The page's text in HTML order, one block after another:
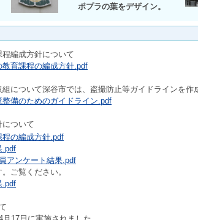
ポプラの葉をデザイン。
編成方針について
育課程の編成方針.pdf
について深谷市では、盗撮防止等ガイドラインを作
備のためのガイドライン.pdf
ついて
の編成方針.pdf
.pdf
アンケート結果.pdf
ご覧ください。
.pdf